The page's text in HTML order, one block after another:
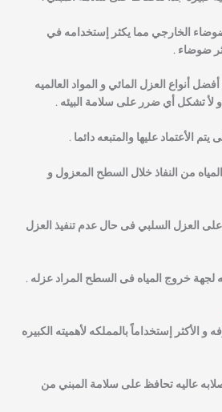
الخارجي مما يكثر إستخدامه في
ضوضاء .
أنواع العزل المائي و المواد العالميه
لأ تشكل أي ضرر على سلامة البيئه .
يتم الأعتماد عليها والمتبعه دائما .
من النفاذ خلال السطح المعزول و
على العزل السلبي فى حال عدم تنفيذ العزل
لجهة خروج المياه فى السطح المراد عزله .
و الأكثر إستخداماً بالمملكه لأهميته الكبيره
عاليه تحافظ على سلامة المبني من